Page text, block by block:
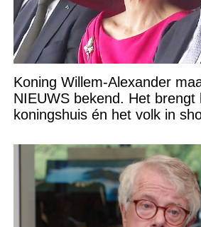
Koning Willem-Alexander
NIEUWS bekend. Het brengt
koningshuis én het volk in